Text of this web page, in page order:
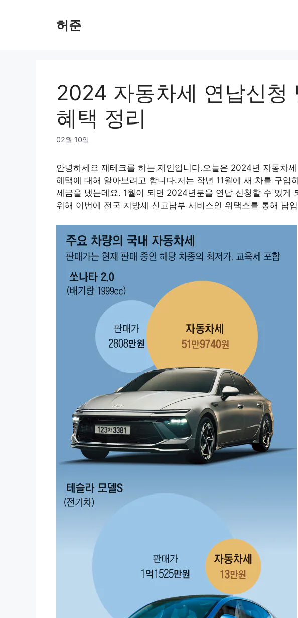
허준
2024 자동차세 연납신청
혜택 정리
02월 10일
안녕하세요 재테크를 하는 재인입니다.오늘은 2024년 자동차
혜택에 대해 알아보려고 합니다.저는 작년 11월에 새 차를 구입
세금을 냈는데요. 1월이 되면 2024년분을 연납 신청할 수 있게
위해 이번에 전국 지방세 신고납부 서비스인 위택스를 통해 납